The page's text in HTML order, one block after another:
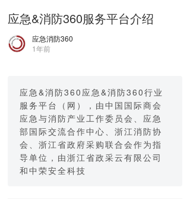
应急&消防360服务平台介绍
应急消防360
1年前
应急&消防360应急&消防360行业
服务平台（网），由中国国际商会
应急与消防产业工作委员会、应急
部国际交流合作中心、浙江消防协
会、浙江省政府采购联合会作为指
导单位，由浙江省政采云有限公司
和中荣安全科技